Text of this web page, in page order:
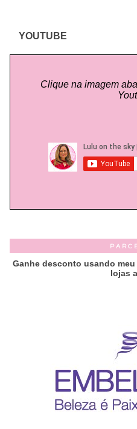
YOUTUBE
Clique na imagem
Ganhe desconto usando meu
lojas